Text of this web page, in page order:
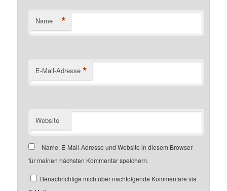
Name *
E-Mail-Adresse *
Website
Name, E-Mail-Adresse und Website in diesem Browser
für meinen nächsten Kommentar speichern.
Benachrichtige mich über nachfolgende Kommentare via